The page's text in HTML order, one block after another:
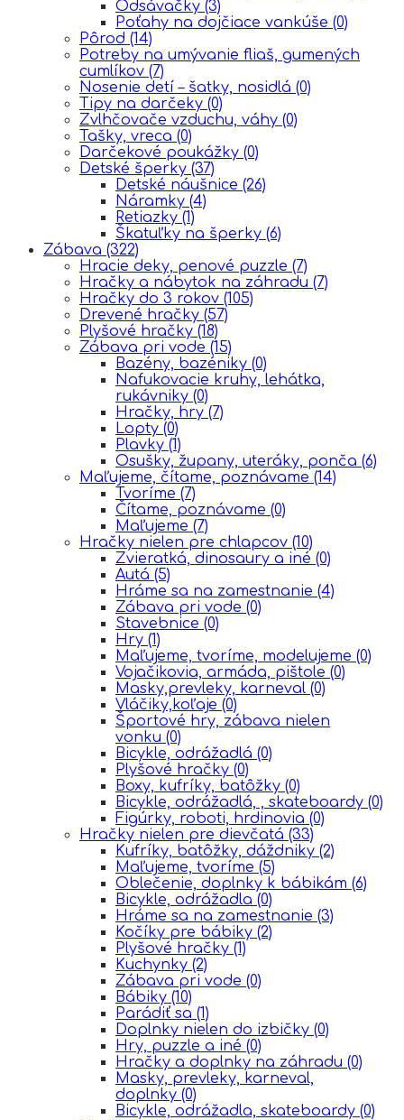
Odsávačky (3)
Poťahy na dojčiace vankúše (0)
Pôrod (14)
Potreby na umývanie fliaš, gumených
cumlíkov (7)
Nosenie detí – šatky, nosidlá (0)
Tipy na darčeky (0)
Zvlhčovače vzduchu, váhy (0)
Tašky, vreca (0)
Darčekové poukážky (0)
Detské šperky (37)
Detské náušnice (26)
Náramky (4)
Retiazky (1)
Škatuľky na šperky (6)
Zábava (322)
Hracie deky, penové puzzle (7)
Hračky a nábytok na záhradu (7)
Hračky do 3 rokov (105)
Drevené hračky (57)
Plyšové hračky (18)
Zábava pri vode (15)
Bazény, bazéniky (0)
Nafukovacie kruhy, lehátka,
rukávniky (0)
Hračky, hry (7)
Lopty (0)
Plavky (1)
Osušky, župany, uteráky, ponča (6)
Maľujeme, čítame, poznávame (14)
Tvoríme (7)
Čítame, poznávame (0)
Maľujeme (7)
Hračky nielen pre chlapcov (10)
Zvieratká, dinosaury a iné (0)
Autá (5)
Hráme sa na zamestnanie (4)
Zábava pri vode (0)
Stavebnice (0)
Hry (1)
Maľujeme, tvoríme, modelujeme (0)
Vojačikovia, armáda, pištole (0)
Masky,prevleky, karneval (0)
Vláčiky,koľaje (0)
Športové hry, zábava nielen
vonku (0)
Bicykle, odrážadlá (0)
Plyšové hračky (0)
Boxy, kufríky, batôžky (0)
Bicykle, odrážadlá, , skateboardy (0)
Figúrky, roboti, hrdinovia (0)
Hračky nielen pre dievčatá (33)
Kufríky, batôžky, dáždniky (2)
Maľujeme, tvoríme (5)
Oblečenie, doplnky k bábikám (6)
Bicykle, odrážadla (0)
Hráme sa na zamestnanie (3)
Kočíky pre bábiky (2)
Plyšové hračky (1)
Kuchynky (2)
Zábava pri vode (0)
Bábiky (10)
Parádiť sa (1)
Doplnky nielen do izbičky (0)
Hry, puzzle a iné (0)
Hračky a doplnky na záhradu (0)
Masky, prevleky, karneval,
doplnky (0)
Bicykle, odrážadla, skateboardy (0)